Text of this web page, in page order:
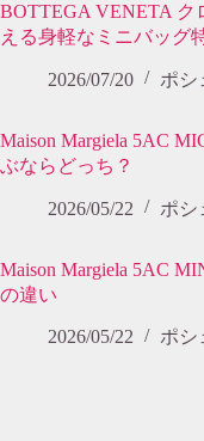
BOTTEGA VENETA ク
える身軽なミニバッグ
2026/07/20 ポシ
Maison Margiela 5AC
ぶならどっち？
2026/05/22 ポシ
Maison Margiela 5AC
の違い
2026/05/22 ポシ